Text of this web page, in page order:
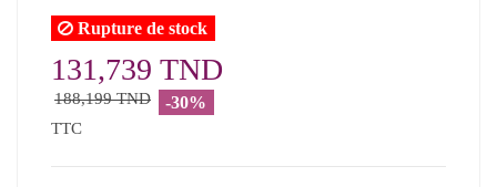
Rupture de stock
131,739 TND
188,199 TND -30%
TTC